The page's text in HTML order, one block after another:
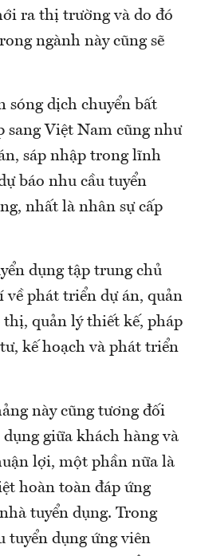
ra thị trường và do đó
ngành này cũng sẽ
sóng dịch chuyển bất
sang Việt Nam cũng như
sáp nhập trong lĩnh
báo nhu cầu tuyển
nhất là nhân sự cấp
dụng tập trung chủ
về phát triển dự án, quản
quản lý thiết kế, pháp
kế hoạch và phát triển
này cũng tương đối
giữa khách hàng và
lợi, một phần nữa là
hoàn toàn đáp ứng
tuyển dụng. Trong
tuyển dụng ứng viên